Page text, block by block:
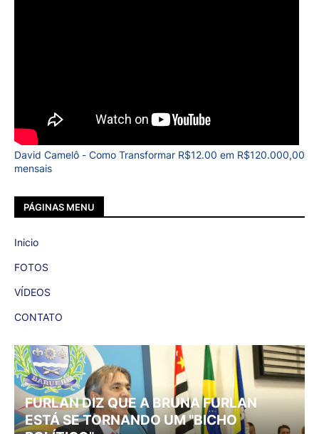
David Camelô - Como Transformar R$12.00 em R$120.000,00
mensais
PÁGINAS MENU
Inicio
FOTOS
VÍDEOS
CONTATO
FURLAN DIZ QUE A BRUNA FURLAN
ESTÁ SE TORNANDO UM "BICHO